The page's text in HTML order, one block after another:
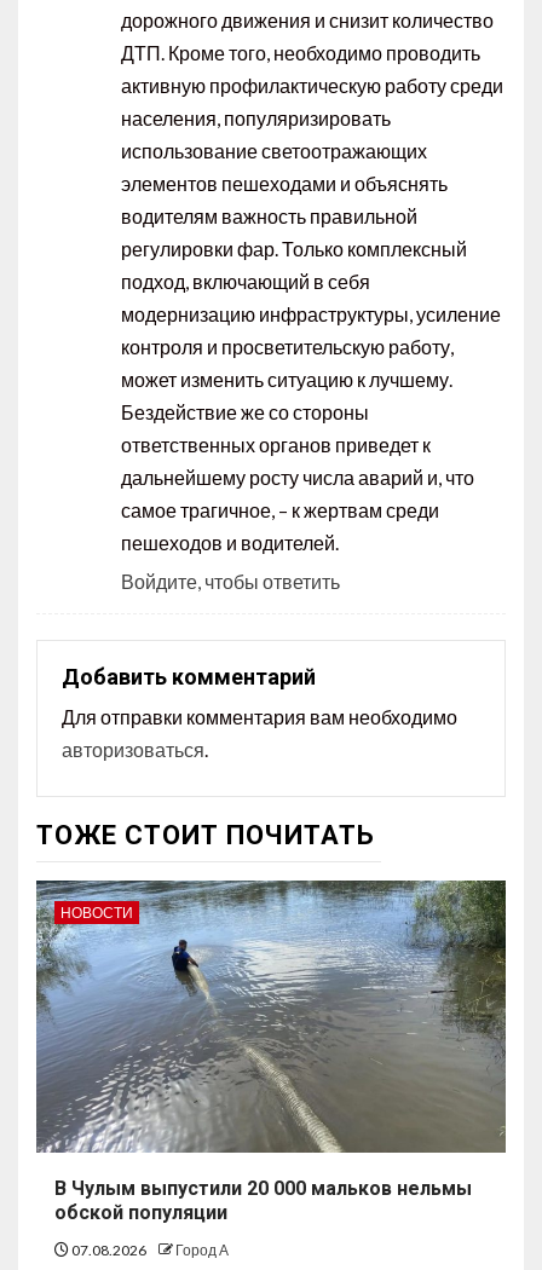
дорожного движения и снизит количество
ДТП. Кроме того, необходимо проводить
активную профилактическую работу среди
населения, популяризировать
использование светоотражающих
элементов пешеходами и объяснять
водителям важность правильной
регулировки фар. Только комплексный
подход, включающий в себя
модернизацию инфраструктуры, усиление
контроля и просветительскую работу,
может изменить ситуацию к лучшему.
Бездействие же со стороны
ответственных органов приведет к
дальнейшему росту числа аварий и, что
самое трагичное, – к жертвам среди
пешеходов и водителей.
Войдите, чтобы ответить
Добавить комментарий
Для отправки комментария вам необходимо
авторизоваться
ТОЖЕ СТОИТ ПОЧИТАТЬ
НОВОСТИ
В Чулым выпустили 20 000 мальков нельмы
обской популяции
07.08.2026 Город А